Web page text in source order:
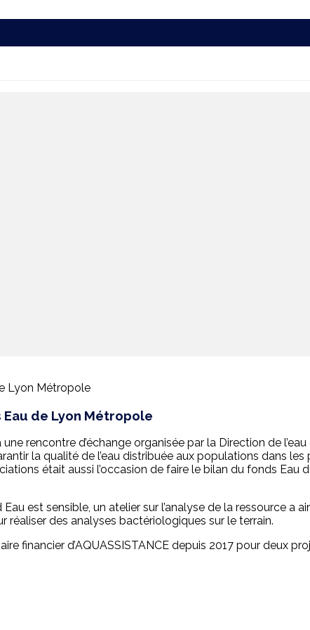
de Lyon Métropole
rencontre d’échange organisée par la Direction de
la qualité de l’eau distribuée aux populations dans
était aussi l’occasion de faire le bilan du fonds Eau
est sensible, un atelier sur l’analyse de la ressource a
des analyses bactériologiques sur le terrain.
financier d’AQUASSISTANCE depuis 2017 pour deux